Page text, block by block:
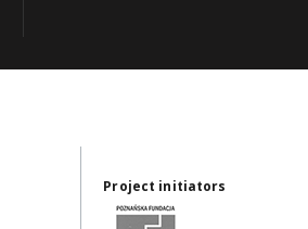
Project initiators